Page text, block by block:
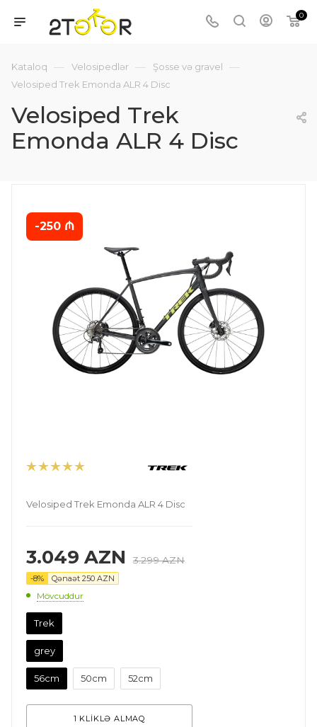
0
Kataloq — Velosipedlər — Şosse və gravel —
Velosiped Trek Emonda ALR 4 Disc
Velosiped Trek
Emonda ALR 4 Disc
-250 ₼
Velosiped Trek Emonda ALR 4 Disc
3.049 AZN 3.299AZN
-8% Qənaət 250 AZN
Mövcuddur
Trek
grey
56cm 50cm 52cm
1 KLİKLƏ ALMAQ